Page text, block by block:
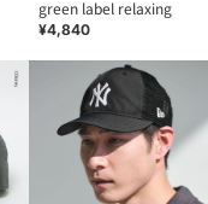
green label relaxing
¥4,840